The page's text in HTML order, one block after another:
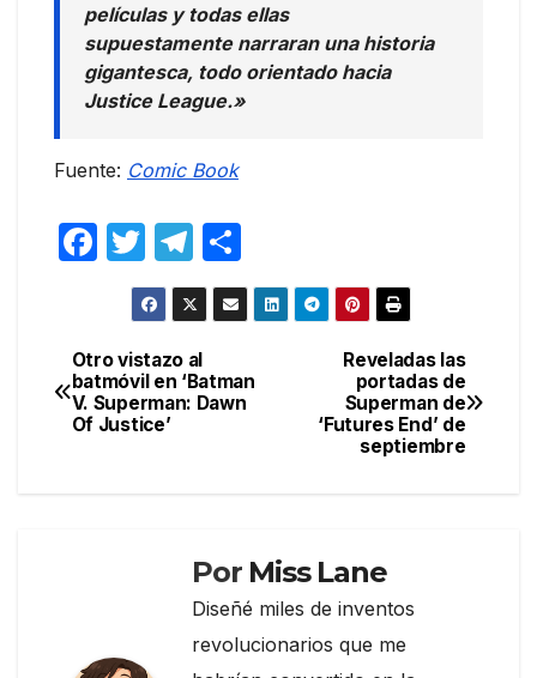
películas y todas ellas
supuestamente narraran una historia
gigantesca, todo orientado hacia
Justice League.»
Fuente: Comic Book
F
e
b
o
T
w
itt
er
T
el
e
gr
a
o
m
ar
Navegación
de
Reveladas las
portadas de
Superman de
‘Futures End’ de
septiembre
Otro vistazo al
batmóvil en ‘Batman
V. Superman: Dawn
Of Justice’
Por Miss Lane
Diseñé miles de inventos
revolucionarios que me